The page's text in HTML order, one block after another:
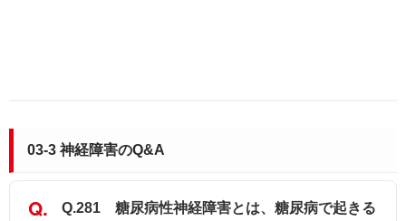
03-3 神経障害のQ&A
Q.281 糖尿病性神経障害とは、糖尿病で起きる